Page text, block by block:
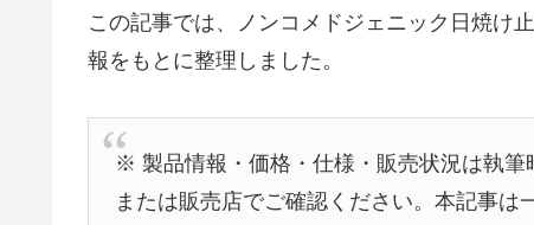
この記事では、ノンコメドジェニック日焼け
報をもとに整理しました。
※ 製品情報・価格・仕様・販売状況は執筆
または販売店でご確認ください。本記事